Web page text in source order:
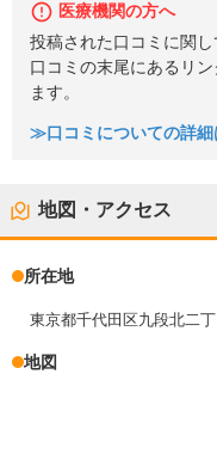
医療機関の方へ
投稿された口コミに関
口コミの末尾にあるリ
ます。
≫口コミについての詳細
地図・アクセス
所在地
東京都千代田区九段北二
地図